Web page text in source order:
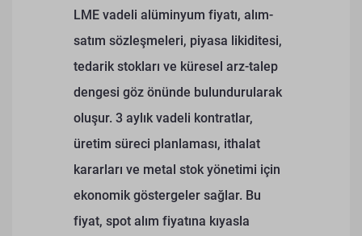
LME vadeli alüminyum fiyatı, alım-
satım sözleşmeleri, piyasa likiditesi,
tedarik stokları ve küresel arz-talep
dengesi göz önünde bulundurularak
oluşur. 3 aylık vadeli kontratlar,
üretim süreci planlaması, ithalat
kararları ve metal stok yönetimi için
ekonomik göstergeler sağlar. Bu
fiyat, spot alım fiyatına kıyasla